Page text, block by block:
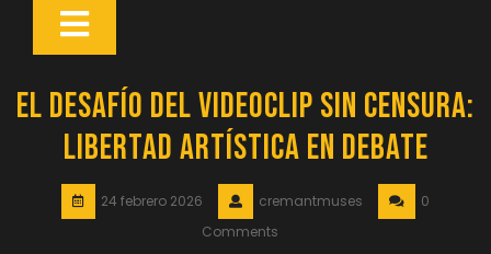
Botón
El Desafío del Videoclip Sin Censura:
Libertad Artística en Debate
24 febrero 2026 cremantmuses
0
Comments